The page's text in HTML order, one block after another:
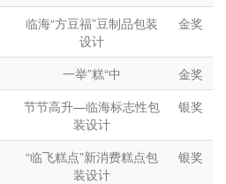
临海“方豆福”豆制品包装
设计
金奖
一举”糕“中
金奖
节节高升—临海标志性包
装设计
银奖
“临飞糕点”新消费糕点包
装设计
银奖